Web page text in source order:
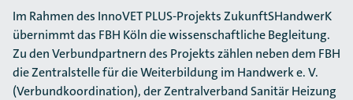
Im Rahmen des InnoVET PLUS-Projekts ZukunftSHandwerK
übernimmt das FBH Köln die wissenschaftliche Begleitung.
Zu den Verbundpartnern des Projekts zählen neben dem FBH
die Zentralstelle für die Weiterbildung im Handwerk e. V.
(Verbundkoordination), der Zentralverband Sanitär Heizung